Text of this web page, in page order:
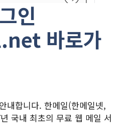
인
바로가
내합니다. 한메일(한메일넷,
국내 최초의 무료 웹 메일 서